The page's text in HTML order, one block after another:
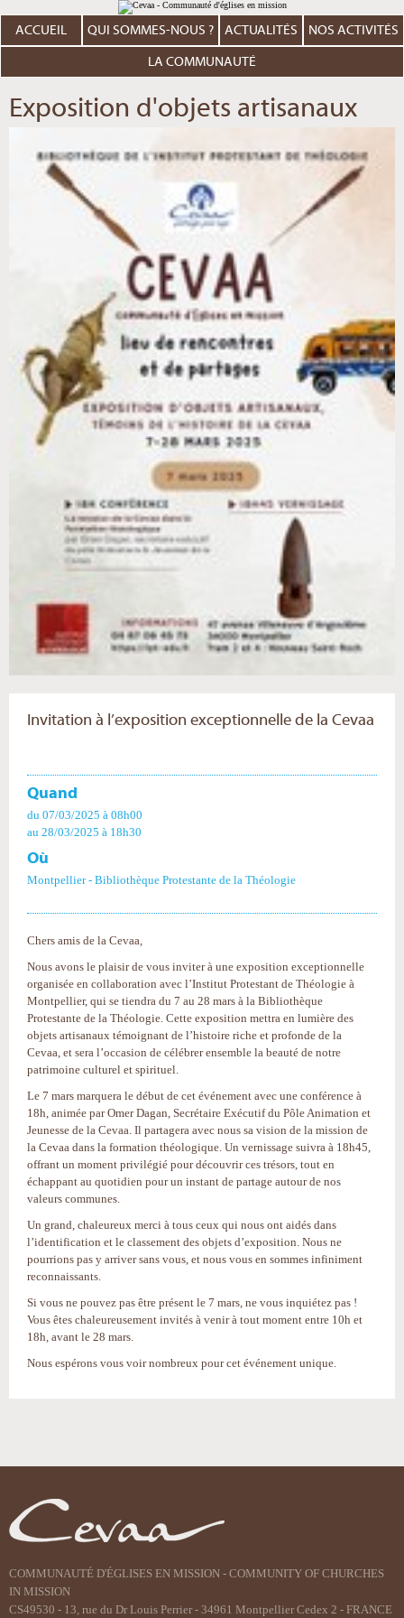
au
contenu.
Aller
personnels
ACCUEIL QUI SOMMES-NOUS ? ACTUALITÉS NOS ACTIVITÉS
LA COMMUNAUTÉ
Exposition d'objets artisanaux
Invitation à l’exposition exceptionnelle de la Cevaa
Quand
du 07/03/2025 à 08h00
au 28/03/2025 à 18h30
Où
Montpellier - Bibliothèque Protestante de la Théologie
Chers amis de la Cevaa,
Nous avons le plaisir de vous inviter à une exposition exceptionnelle
organisée en collaboration avec l’Institut Protestant de Théologie à
Montpellier, qui se tiendra du 7 au 28 mars à la Bibliothèque
Protestante de la Théologie. Cette exposition mettra en lumière des
objets artisanaux témoignant de l’histoire riche et profonde de la
Cevaa, et sera l’occasion de célébrer ensemble la beauté de notre
patrimoine culturel et spirituel.
Le 7 mars marquera le début de cet événement avec une conférence à
18h, animée par Omer Dagan, Secrétaire Exécutif du Pôle Animation et
Jeunesse de la Cevaa. Il partagera avec nous sa vision de la mission de
la Cevaa dans la formation théologique. Un vernissage suivra à 18h45,
offrant un moment privilégié pour découvrir ces trésors, tout en
échappant au quotidien pour un instant de partage autour de nos
valeurs communes.
Un grand, chaleureux merci à tous ceux qui nous ont aidés dans
l’identification et le classement des objets d’exposition. Nous ne
pourrions pas y arriver sans vous, et nous vous en sommes infiniment
reconnaissants.
Si vous ne pouvez pas être présent le 7 mars, ne vous inquiétez pas !
Vous êtes chaleureusement invités à venir à tout moment entre 10h et
18h, avant le 28 mars.
Nous espérons vous voir nombreux pour cet événement unique.
document
COMMUNAUTÉ D'ÉGLISES EN MISSION - COMMUNITY OF CHURCHES
IN MISSION
CS49530 - 13, rue du Dr Louis Perrier - 34961 Montpellier Cedex 2 - FRANCE